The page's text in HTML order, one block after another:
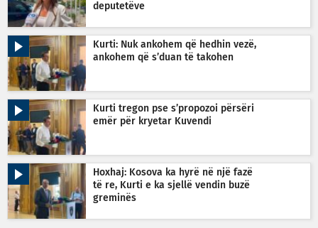
deputetëve
Kurti: Nuk ankohem që hedhin vezë,
ankohem që s’duan të takohen
Kurti tregon pse s’propozoi përsëri
emër për kryetar Kuvendi
Hoxhaj: Kosova ka hyrë në një fazë
të re, Kurti e ka sjellë vendin buzë
greminës